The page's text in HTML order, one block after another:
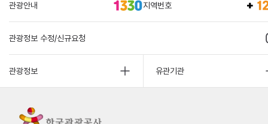
관광안내 지역번호
관광정보 수정/신규요청
관광정보 유관기관